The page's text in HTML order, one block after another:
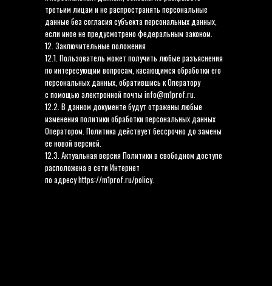
третьим лицам и не распространять персональные
данные без согласия субъекта персональных данных,
если иное не предусмотрено федеральным законом.
12. Заключительные положения
12.1. Пользователь может получить любые разъяснения
по интересующим вопросам, касающимся обработки его
персональных данных, обратившись к Оператору
с помощью электронной почты info@m1prof.ru.
12.2. В данном документе будут отражены любые
изменения политики обработки персональных данных
Оператором. Политика действует бессрочно до замены
ее новой версией.
12.3. Актуальная версия Политики в свободном доступе
расположена в сети Интернет
по адресу https://m1prof.ru/policy.
ВВЕДИТЕ ВАШ ТЕЛЕФОН
СВЯЗАТЬСЯ